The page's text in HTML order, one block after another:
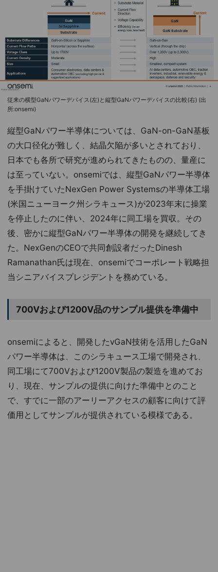
従来の横型GaNパワーデバイス(左)と縦型GaNパワーデバイスの比較(右) (出
所:onsemi)
縦型GaNパワー半導体については、GaN-on-GaN基板
の大口径化が難しく、結晶欠陥が多いとされており、
日本でも各所で研究が進められてきたものの、量産に
は至っていない。onsemiでは、縦型GaNパワー半導体
を手掛けていたNexGen Power Systemsの半導体工場
(米国ニューヨーク州シラキュース)が2023年末に操業
を停止したのに伴い、2024年に同工場を買収。その
後、密かに縦型GaNパワー半導体の開発を継続してき
た。NexGenのCEOで共同創設者だったDinesh
Ramanathan氏は現在、onsemiでコーポレート戦略担
当シニアバイスプレジデントを務めている。
700Vおよび1200V品のサンプル提供を準備中
onsemiによると、開発したvGaN技術を活用したGaN
パワー半導体は、このシラキュース工場で開発され、
同工場にて700Vおよび1200V製品の製造を進めてお
り、現在、サンプルの提供に向けた準備中とのこと
で、すでに一部のアーリーアクセスの顧客に向けて評
価用としてサンプルが提供されている模様である。